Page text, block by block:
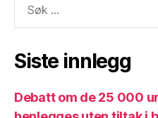
etter:
Siste innlegg
Debatt om de 25 000